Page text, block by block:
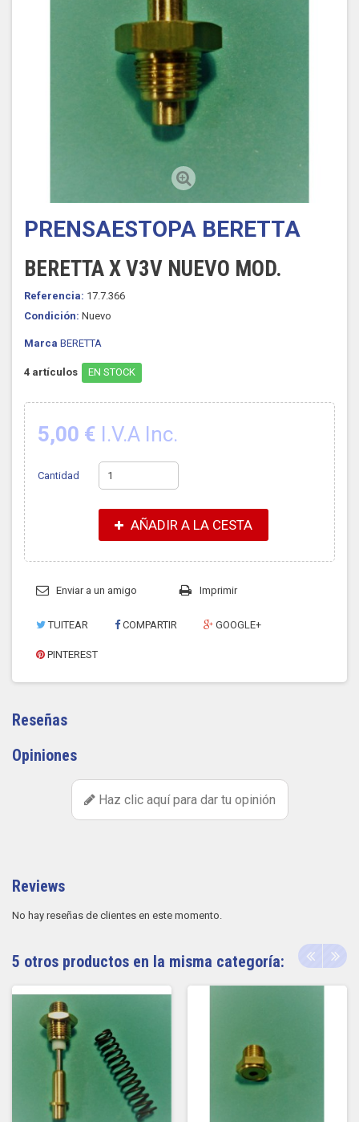
PRENSAESTOPA BERETTA
BERETTA X V3V NUEVO MOD.
Referencia: 17.7.366
Condición: Nuevo
Marca BERETTA
4 artículos EN STOCK
5,00 € I.V.A Inc.
Cantidad
AÑADIR A LA CESTA
Enviar a un amigo Imprimir
TUITEAR COMPARTIR GOOGLE+
PINTEREST
Reseñas
Opiniones
Haz clic aquí para dar tu opinión
Reviews
No hay reseñas de clientes en este momento.
5 otros productos en la misma categoría: